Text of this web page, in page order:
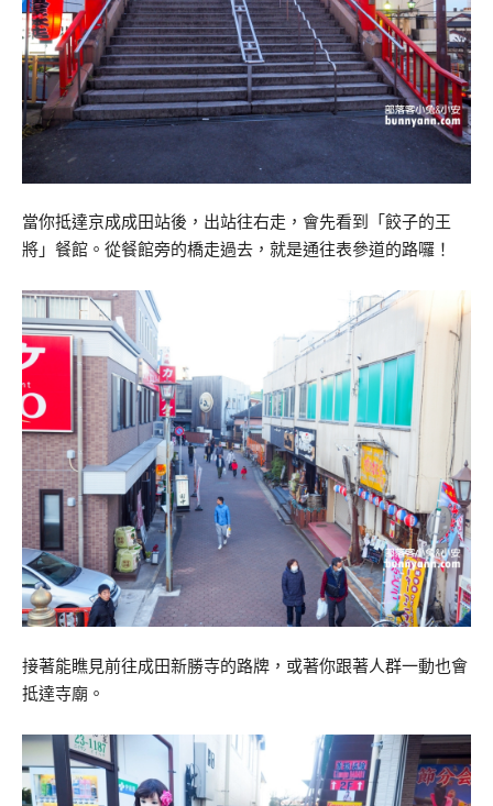
當你抵達京成成田站後，出站往右走，會先看到「餃子的王
將」餐館。從餐館旁的橋走過去，就是通往表參道的路囉！
接著能瞧見前往成田新勝寺的路牌，或著你跟著人群一動也會
抵達寺廟。